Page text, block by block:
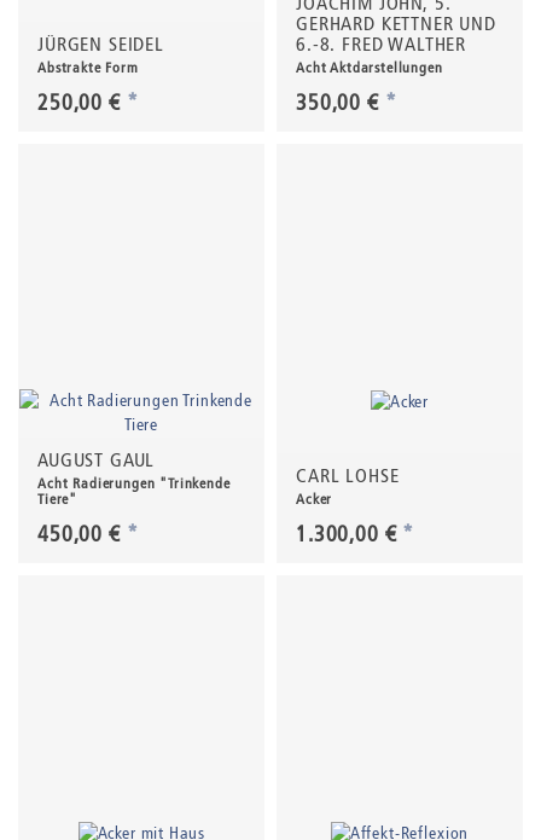
JÜRGEN SEIDEL
Abstrakte Form
250,00 € *
GERHARD KETTNER UND
6.-8. FRED WALTHER
Acht Aktdarstellungen
350,00 € *
AUGUST GAUL
Acht Radierungen "Trinkende
Tiere"
450,00 € *
CARL LOHSE
Acker
1.300,00 € *